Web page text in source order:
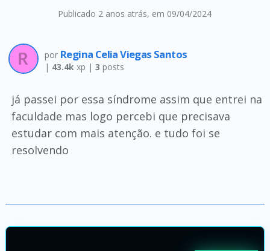
Publicado 2 anos atrás, em 09/04/2024
por Regina Celia Viegas Santos
| 43.4kxp | 3 posts
já passei por essa síndrome assim que entrei na
faculdade mas logo percebi que precisava
estudar com mais atenção. e tudo foi se
resolvendo